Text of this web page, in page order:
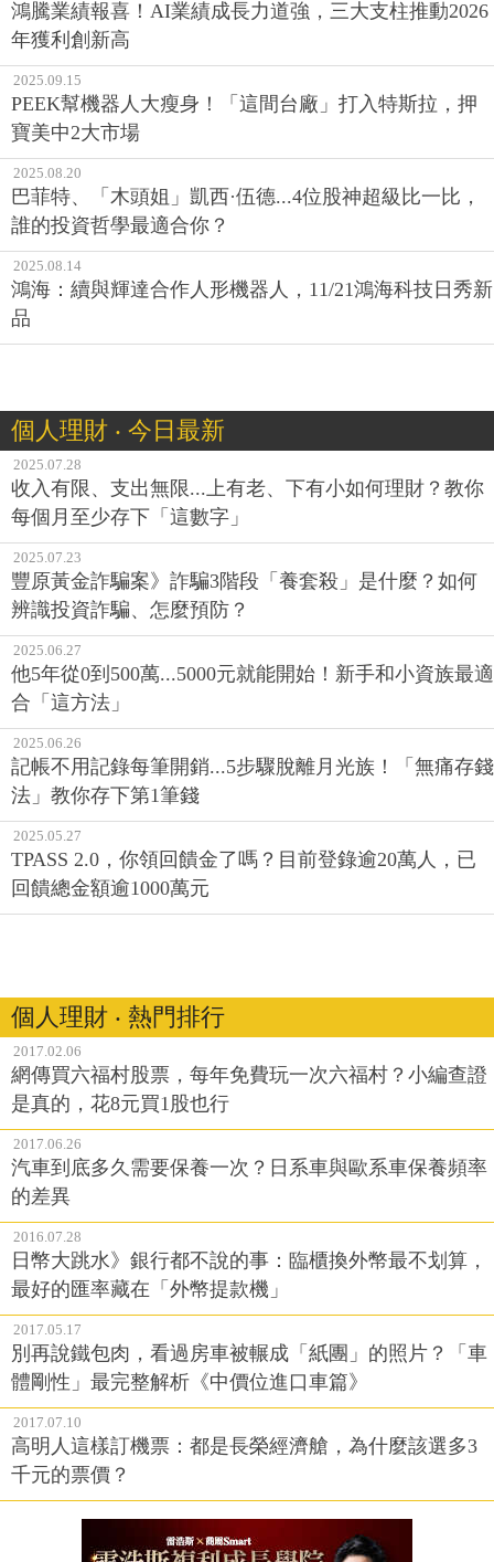
鴻騰業績報喜！AI業績成長力道強，三大支柱推動2026
年獲利創新高
2025.09.15
PEEK幫機器人大瘦身！「這間台廠」打入特斯拉，押
寶美中2大市場
2025.08.20
巴菲特、「木頭姐」凱西·伍德...4位股神超級比一比，
誰的投資哲學最適合你？
2025.08.14
鴻海：續與輝達合作人形機器人，11/21鴻海科技日秀新
品
個人理財 ‧ 今日最新
2025.07.28
收入有限、支出無限...上有老、下有小如何理財？教你
每個月至少存下「這數字」
2025.07.23
豐原黃金詐騙案》詐騙3階段「養套殺」是什麼？如何
辨識投資詐騙、怎麼預防？
2025.06.27
他5年從0到500萬...5000元就能開始！新手和小資族最適
合「這方法」
2025.06.26
記帳不用記錄每筆開銷...5步驟脫離月光族！「無痛存錢
法」教你存下第1筆錢
2025.05.27
TPASS 2.0，你領回饋金了嗎？目前登錄逾20萬人，已
回饋總金額逾1000萬元
個人理財 ‧ 熱門排行
2017.02.06
網傳買六福村股票，每年免費玩一次六福村？小編查證
是真的，花8元買1股也行
2017.06.26
汽車到底多久需要保養一次？日系車與歐系車保養頻率
的差異
2016.07.28
日幣大跳水》銀行都不說的事：臨櫃換外幣最不划算，
最好的匯率藏在「外幣提款機」
2017.05.17
別再說鐵包肉，看過房車被輾成「紙團」的照片？「車
體剛性」最完整解析《中價位進口車篇》
2017.07.10
高明人這樣訂機票：都是長榮經濟艙，為什麼該選多3
千元的票價？